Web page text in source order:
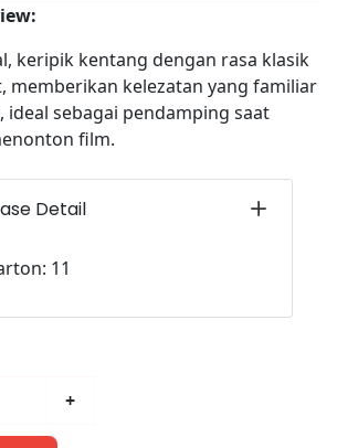
keripik kentang dengan rasa klasik
memberikan kelezatan yang familiar
ideal sebagai pendamping saat
film.
Detail
11
+